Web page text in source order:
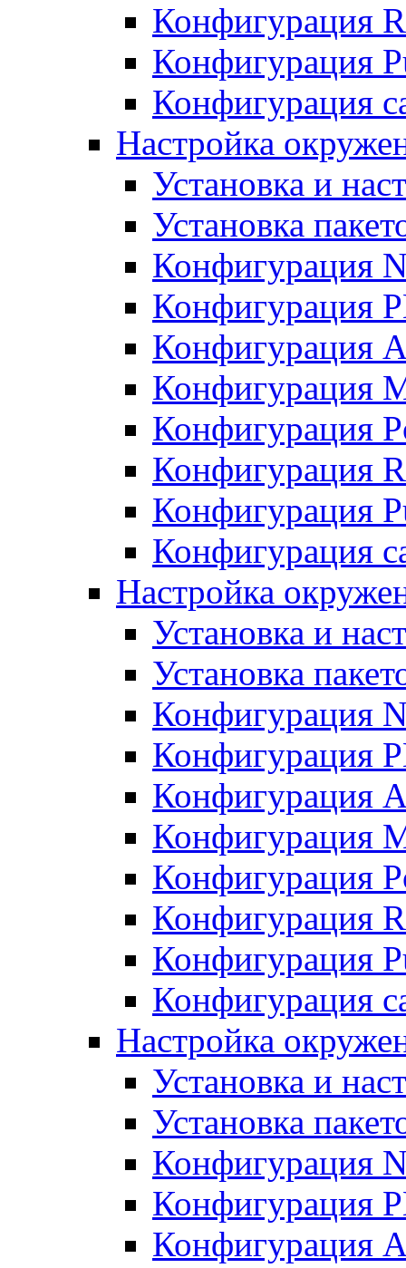
Конфигурация
Конфигурация
Конфигурация
Настройка
Установка и
Установка
Конфигурация
Конфигурация
Конфигурация
Конфигурация
Конфигурация
Конфигурация
Конфигурация
Конфигурация
Настройка
Установка и
Установка
Конфигурация
Конфигурация
Конфигурация
Конфигурация
Конфигурация
Конфигурация
Конфигурация
Конфигурация
Настройка
Установка и
Установка
Конфигурация
Конфигурация
Конфигурация